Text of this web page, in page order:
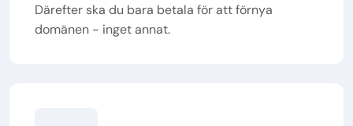
Därefter ska du bara betala för att förnya
domänen - inget annat.